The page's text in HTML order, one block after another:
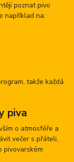
poznat pivo
například na:
takže každá
piva
o atmosféře a
večer s přáteli,
pivovarském